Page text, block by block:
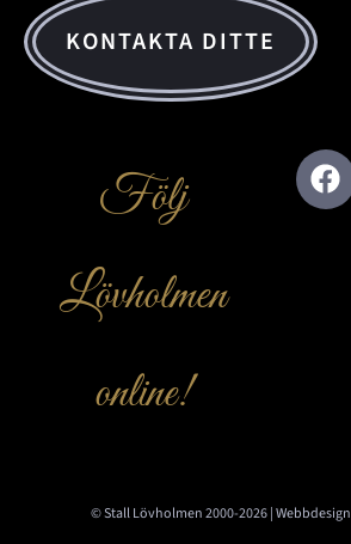
KONTAKTA DITTE
Följ
Lövholmen
online!
© Stall Lövholmen 2000-2026 | Webbdesign